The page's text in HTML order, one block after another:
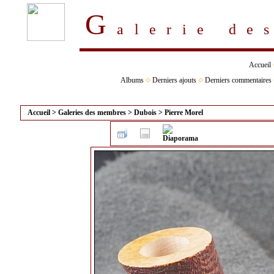
Galerie
Accueil
Albums
Derniers ajouts Derniers commentaires
Accueil > Galeries des membres > Dubois > Pierre Morel